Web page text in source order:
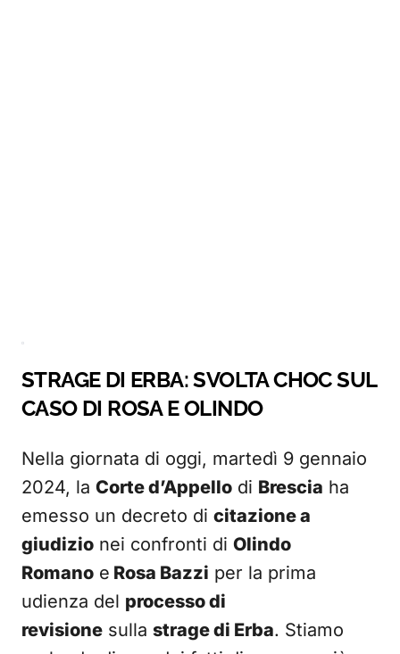
STRAGE DI ERBA: SVOLTA CHOC SUL
CASO DI ROSA E OLINDO
Nella giornata di oggi, martedì 9 gennaio
2024, la Corte d’Appello di Brescia ha
emesso un decreto di citazione a
giudizio nei confronti di Olindo
Romano e Rosa Bazzi per la prima
udienza del processo di
revisione sulla strage di Erba. Stiamo